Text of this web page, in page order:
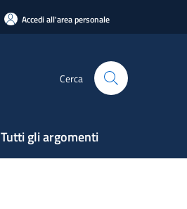
Accedi all'area personale
Cerca
Tutti gli argomenti